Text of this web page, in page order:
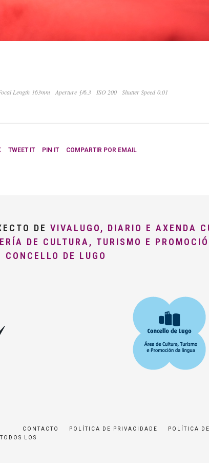
Length 163mm Aperture ƒ/6.3 ISO 200 Shutter Speed 0.01
TWEET IT PIN IT COMPARTIR POR EMAIL
DE VIVALUGO, DIARIO E AXENDA
DE CULTURA, TURISMO E
CONCELLO DE LUGO
CONTACTO POLÍTICA DE PRIVACIDADE POLÍTICA
LOS